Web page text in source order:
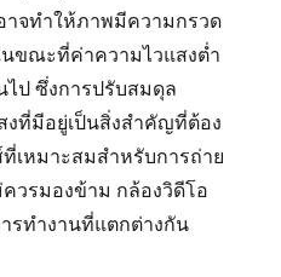
าจทำให้ภาพมีความกรวด
ขณะที่ค่าความไวแสงต่ำ
ไป ซึ่งการปรับสมดุล
งที่มีอยู่เป็นสิ่งสำคัญที่ต้อง
เหมาะสมสำหรับการถ่าย
วรมองข้าม กล้องวิดีโอ
รทำงานที่แตกต่างกัน